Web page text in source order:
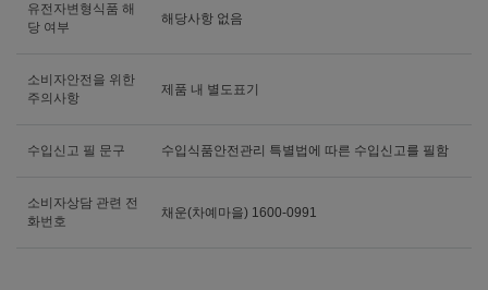
유전자변형식품 해
당 여부
해당사항 없음
소비자안전을 위한
주의사항
제품 내 별도표기
수입신고 필 문구 수입식품안전관리 특별법에 따른 수입신고를 필함
소비자상담 관련 전
화번호
채운(차예마을) 1600-0991